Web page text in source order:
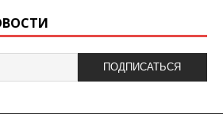
ПОДПИСАТЬСЯ